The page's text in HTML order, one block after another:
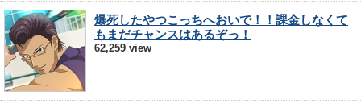
爆死したやつこっちへおいで！！課金しなくて
もまだチャンスはあるぞっ！
62,259 view